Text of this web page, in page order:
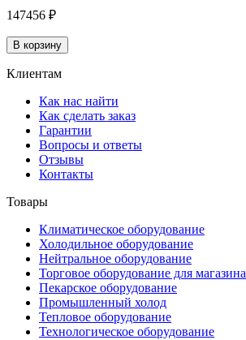
147456 ₽
В корзину
Клиентам
Как нас найти
Как сделать заказ
Гарантии
Вопросы и ответы
Отзывы
Контакты
Товары
Климатическое оборудование
Холодильное оборудование
Нейтральное оборудование
Торговое оборудование для магазина
Пекарское оборудование
Промышленный холод
Тепловое оборудование
Технологическое оборудование